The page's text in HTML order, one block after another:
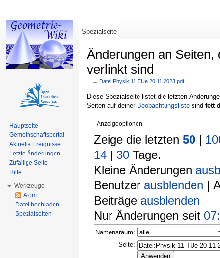
Änderungen an Seiten,
verlinkt sind
← Datei:Physik 11 TUe 20 11 2023.pdf
Diese Spezialseite listet die letzten
Seiten auf deiner Beobachtungsliste sind fett
Anzeigeoptionen
Zeige die letzten 50|
14| 30Tage.
Kleine Änderungen
Benutzer ausblenden |
Beiträge ausblenden
Nur Änderungen seit
Namensraum:
Seite:
Spezialseite
Hauptseite
Gemeinschaftsportal
Aktuelle Ereignisse
Letzte Änderungen
Zufällige Seite
Hilfe
Werkzeuge
Atom
Datei hochladen
Spezialseiten